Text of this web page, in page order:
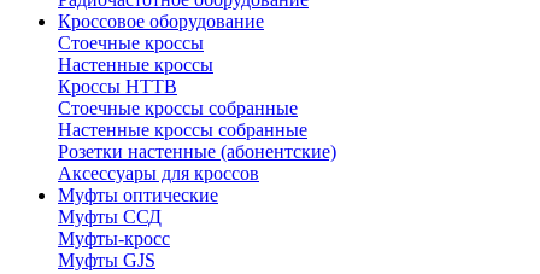
Кроссовое оборудование
Стоечные кроссы
Настенные кроссы
Кроссы HTTB
Стоечные кроссы собранные
Настенные кроссы собранные
Розетки настенные (абонентские)
Аксессуары для кроссов
Муфты оптические
Муфты ССД
Муфты-кросс
Муфты GJS